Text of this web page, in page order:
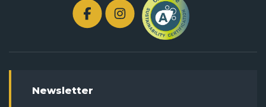
Newsletter